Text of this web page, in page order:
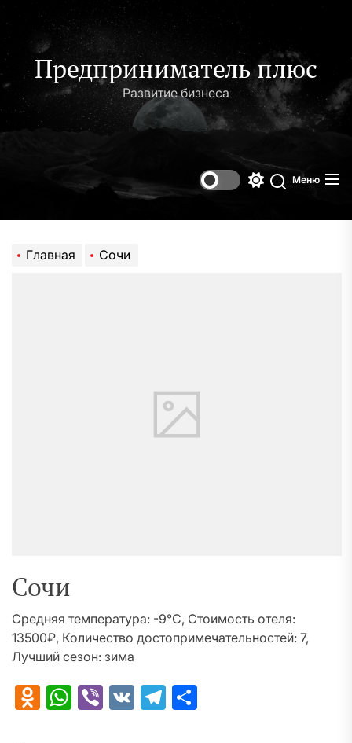
содержимому
Предприниматель плюс
Развитие бизнеса
Поиск
Меню
Главная Сочи
Сочи
Средняя температура: -9°C, Стоимость отеля:
13500₽, Количество достопримечательностей: 7,
Лучший сезон: зима
Odnoklassniki
WhatsApp
Viber
VK Telegram